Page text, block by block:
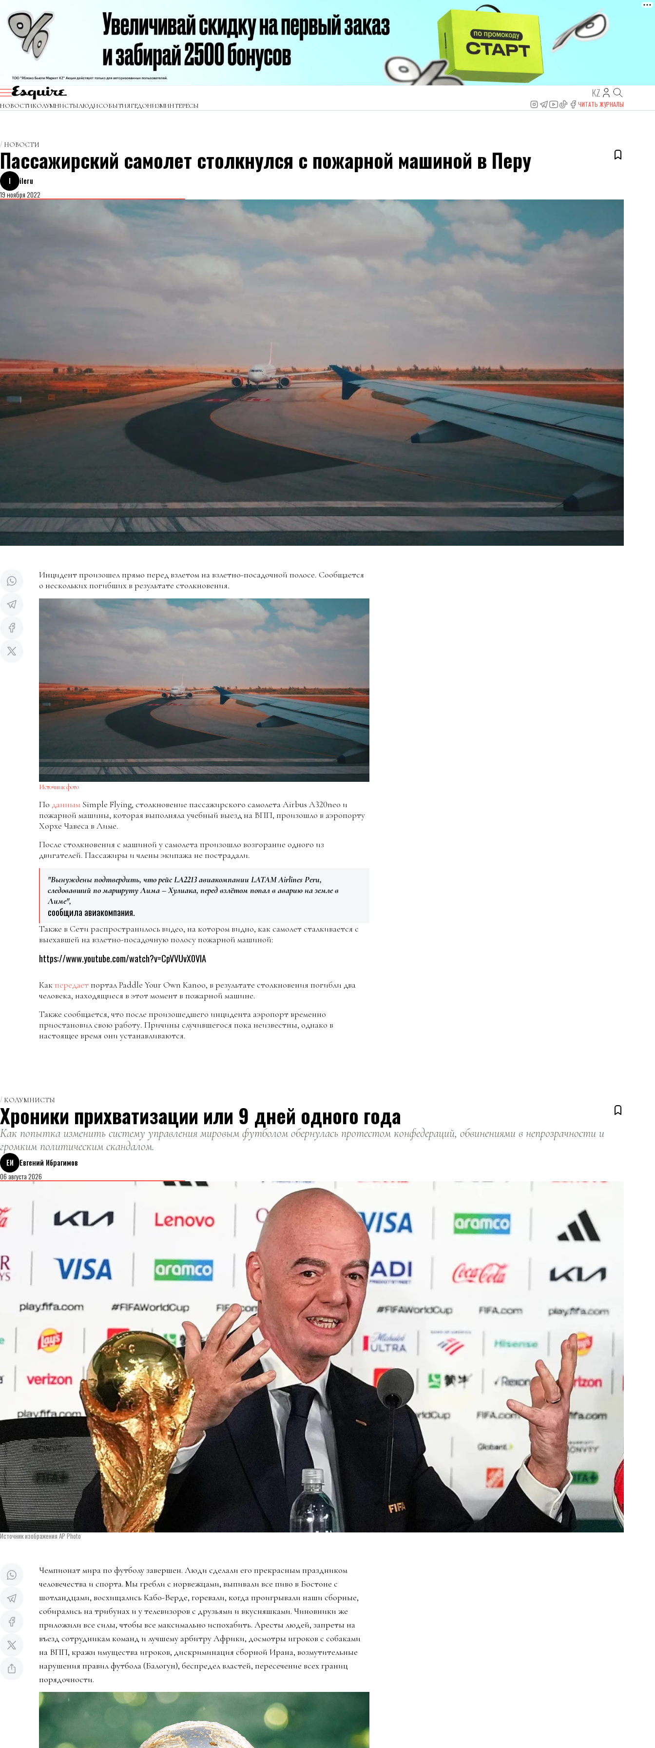
KZ
НОВОСТИКОЛУМНИСТЫЛЮДИСОБЫТИЯГЕДОНИЗМИНТЕРЕСЫ ЧИТАТЬ ЖУРНАЛЫ
НОВОСТИ
Пассажирский самолет столкнулся с пожарной машиной в Перу
I
ileru
19 ноября 2022
Инцидент произошел прямо перед взлетом на взлетно-посадочной полосе. Сообщается
о нескольких погибших в результате столкновения.
Источник фото
По данным Simple Flying, столкновение пассажирского самолета Airbus A320neo и
пожарной машины, которая выполняла учебный выезд на ВПП, произошло в аэропорту
Хорхе Чавеса в Лиме.
После столкновения с машиной у самолета произошло возгорание одного из
двигателей. Пассажиры и члены экипажа не пострадали.
"Вынуждены подтвердить, что рейс LA2213 авиакомпании LATAM Airlines Peru,
следовавший по маршруту Лима – Хулиака, перед взлётом попал в аварию на земле в
Лиме",
сообщила авиакомпания.
Также в Сети распространилось видео, на котором видно, как самолет сталкивается с
выехавшей на взлетно-посадочную полосу пожарной машиной:
https://www.youtube.com/watch?v=CpVVUvX0VlA
Как передает портал Paddle Your Own Kanoo, в результате столкновения погибли два
человека, находящиеся в этот момент в пожарной машине.
Также сообщается, что после произошедшего инцидента аэропорт временно
приостановил свою работу. Причины случившегося пока неизвестны, однако в
настоящее время они устанавливаются.
КОЛУМНИСТЫ
Хроники прихватизации или 9 дней одного года
Как попытка изменить систему управления мировым футболом обернулась протестом конфедераций, обвинениями в непрозрачности и
громким политическим скандалом.
ЕИ
Евгений Ибрагимов
06 августа 2026
Источник изображения AP Photo
Чемпионат мира по футболу завершен. Люди сделали его прекрасным праздником
человечества и спорта. Мы гребли с норвежцами, выпивали все пиво в Бостоне с
шотландцами, восхищались Кабо-Верде, горевали, когда проигрывали наши сборные,
собирались на трибунах и у телевизоров с друзьями и вкусняшками. Чиновники же
приложили все силы, чтобы все максимально испохабить. Аресты людей, запреты на
въезд сотрудникам команд и лучшему арбитру Африки, досмотры игроков с собаками
на ВПП, кражи имущества игроков, дискриминация сборной Ирана, возмутительные
нарушения правил футбола (Балогун), беспредел властей, пересечение всех границ
порядочности.